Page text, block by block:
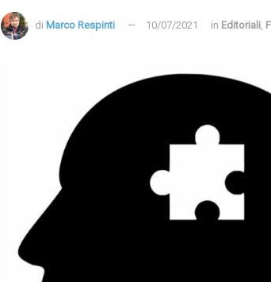
di Marco Respinti 10/07/2021 in Editoriali,